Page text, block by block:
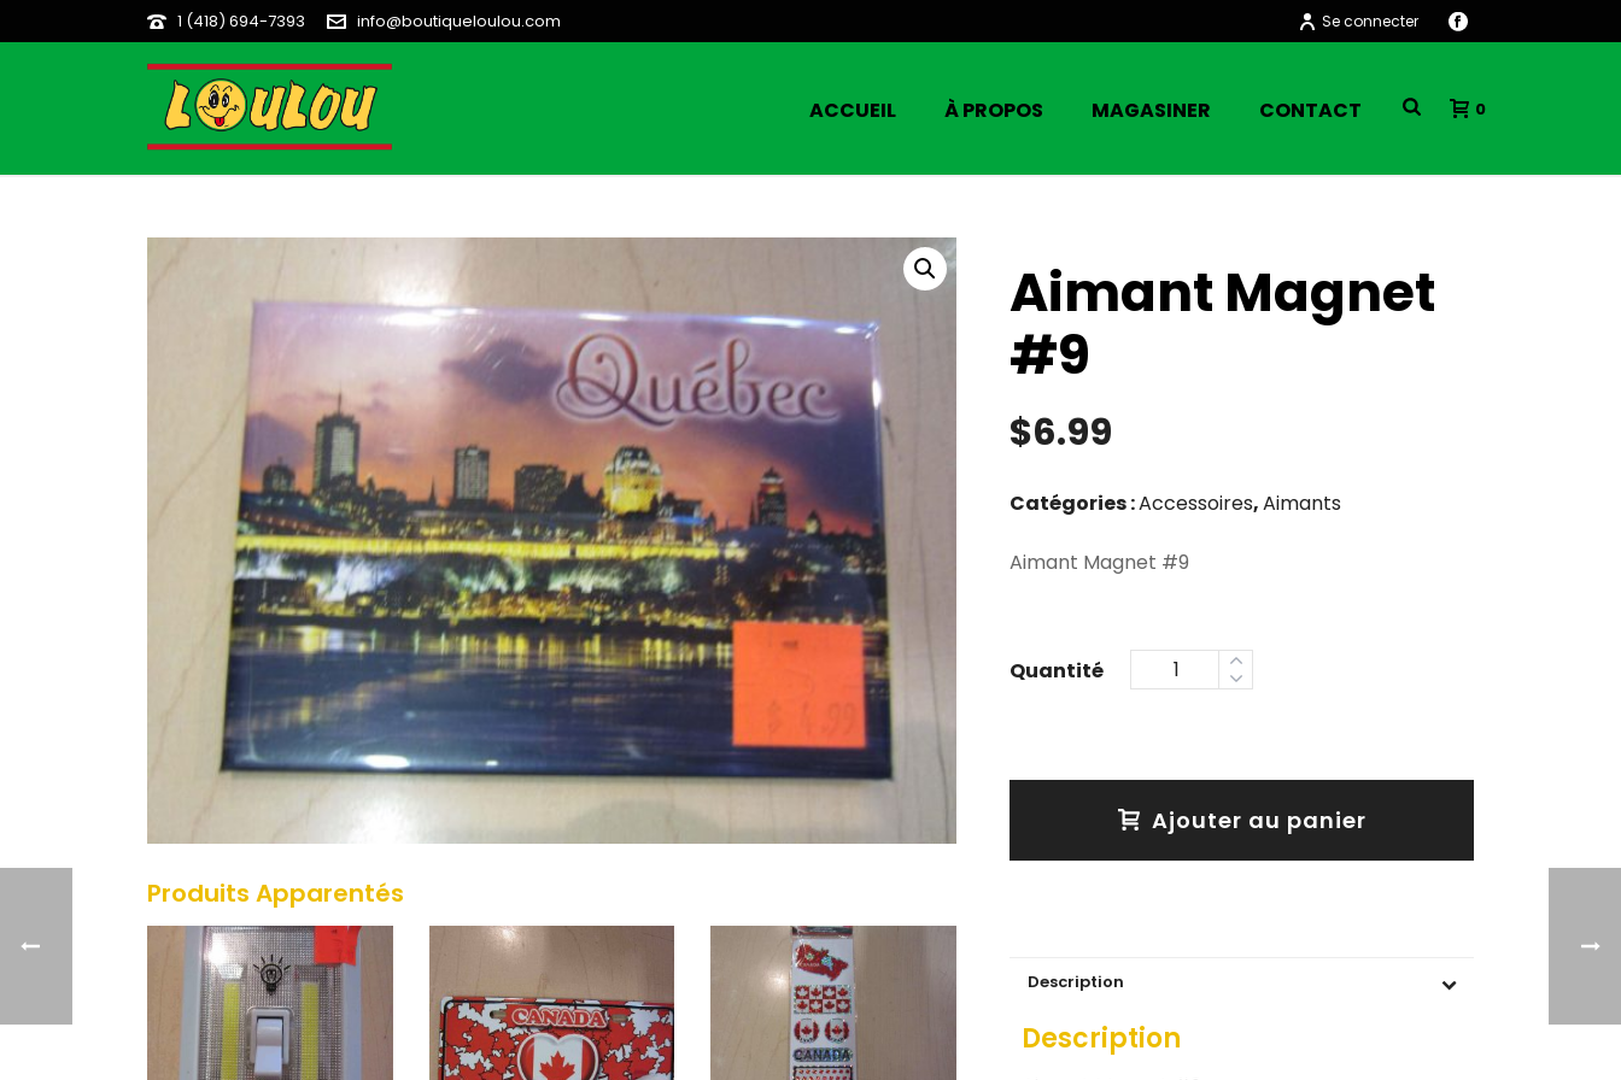
1 (418) 694-7393 info@boutiqueloulou.com Se connecter
ACCUEIL À PROPOS MAGASINER CONTACT 0
Aimant Magnet
#9
$6.99
Catégories :Accessoires,Aimants
Aimant Magnet #9
Ajouter au panier
Description
Description
Produits Apparentés